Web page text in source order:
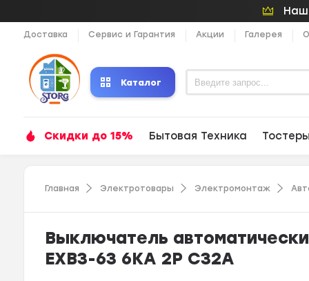
Доставка Сервис и Гарантия Акции Галерея
Каталог
Скидки до 15% Бытовая Техника
Главная Электротовары Электромонтаж
Выключатель
EXB3-63 6KA 2P C32A